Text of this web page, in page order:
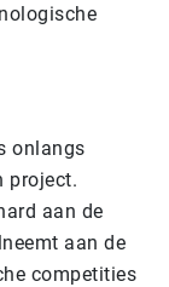
onlangs
project.
aan de
aan de
competities